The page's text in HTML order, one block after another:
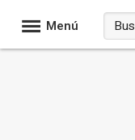
Menú